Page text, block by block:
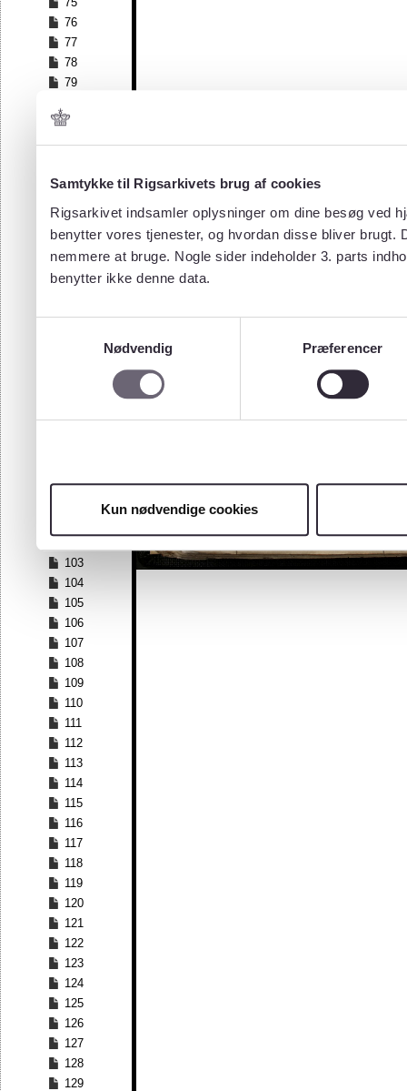
Samtykke til Rigsarkivets brug af cookies
Rigsarkivet indsamler oplysninger om dine besøg ved
benytter vores tjenester, og hvordan disse bliver
nemmere at bruge. Nogle sider indeholder 3. parts
benytter ikke denne data.
Nødvendig
Præferencer
Kun nødvendige cookies
76
77
78
79
81
82
84
86
87
88
89
96
99
103
104
105
106
107
108
109
110
111
112
113
114
115
116
117
118
119
120
121
122
123
124
125
126
127
128
129